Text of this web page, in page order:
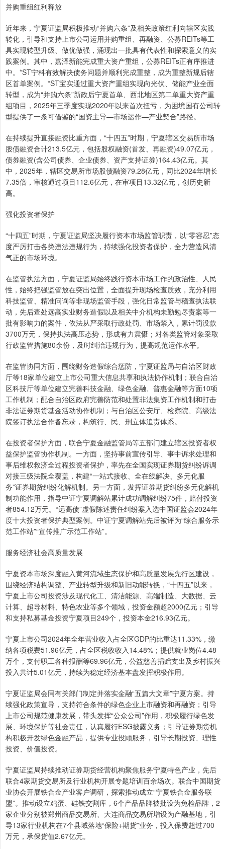
并购重组红利释放
近年来，宁夏证监局积极推动“并购六条”及相关政策红利向辖区实践
转化，引导和支持上市公司运用并购重组、再融资、公募REITs等工
具实现转型升级、做优做强，涌现出一批具有代表性和探索意义的实
践案例。其中，嘉泽新能完成重大资产重组，公募REITs正有序推进
中。*ST宁科有效解决债务问题并顺利完成重整，成为重整新规后辖
区首单案例。*ST宝实通过重大资产重组实现向光伏、储能产业全面
转型，成为“并购六条”新政后宁夏首单、西北地区第二单重大资产重
组项目，2025年三季度实现2020年以来首次扭亏，为困境国有公司转
型提供了一条可借鉴的“国资主导—市场运作—产业契合”路径。
在持续提升直接融资比重方面，“十四五”时期，宁夏辖区交易所市场
股债融资合计213.5亿元，包括股权融资(首发、再融资)49.07亿元，
债券融资(含公司债券、企业债券、资产支持证券)164.43亿元。其
中，2025年，辖区交易所市场股债融资79.28亿元，同比2024年增长
7.35倍，审核通过项目112.6亿元，在审项目13.32亿元，创历史新
高。
强化投资者保护
“十四五”时期，宁夏证监局坚决履行资本市场监管职责，以“零容忍”态
度严厉打击各类违法违规行为，持续强化投资者保护，全力营造风清
气正的市场环境。
在监管执法方面，宁夏证监局始终践行资本市场工作的政治性、人民
性，始终把强监管放在突出位置，全面提升现场检查质效，充分利用
科技监管、精准问询等非现场监管手段，强化日常监管与稽查执法联
动，先后查处远高实业财务造假以及相关中介机构未勤勉尽责案等一
批有影响力的案件，依法从严采取行政处罚、市场禁入，累计罚没款
3700万元，保持执法高压态势，形成有力震慑；对各类监管对象采取
行政监管措施80余份，及时纠治违规行为，提高规范运作水平。
在监管协同方面，围绕财务造假综合惩防，宁夏证监局与自治区财政
厅等18家单位建立上市公司重大信息共享和执法协作机制；联合自治
区科技厅等单位建立完善科技金融、绿色金融、普惠金融等方面10项
工作机制；配合自治区政府完善防范和处置非法集资工作机制和打击
非法证券期货基金活动协作机制；与自治区公安厅、检察院、高级法
院签订执法合作备忘录，构筑行、民、刑立体追责体系。
在投资者保护方面，联合宁夏金融监管局等五部门建立辖区投资者权
益保护监管协作机制。一方面，坚持事前宣传引导、事中诉求处理和
事后维权救济全过程投资者保护，率先在全国实现证券期货纠纷诉调
对接三级法院全覆盖，构建“一站式接收、全在线解决、多元化服
务”证券期货纠纷化解机制。另一方面，发挥证券期货纠纷多元化解机
制功能作用，指导中证宁夏调解站累计成功调解纠纷75件，赔付投资
者854.12万元。“远高债”虚假陈述责任纠纷案入选中国证监会2024年
度十大投资者保护典型案例。中证宁夏调解站先后被评为“综合服务示
范工作站”“宣传推广示范工作站”。
服务经济社会高质量发展
宁夏资本市场深度融入黄河流域生态保护和高质量发展先行区建设，
围绕经济结构调整、产业转型升级和新旧动能转换，“十四五”以来，
宁夏上市公司投资涉及现代化工、清洁能源、高端制造、大数据、云
计算、超导材料、特色农业等多个领域，投资金额超2000亿元；引导
和支持私募基金投资宁夏项目249个，投资本金216.93亿元。
宁夏上市公司2024年全年营业收入占全区GDP的比重达11.33%，缴
纳各项税费51.96亿元，占全区税收收入14.48%；提供就业岗位4.48
万个，支付职工各种报酬等69.96亿元，公益慈善捐赠支出及乡村振兴
投入共计5.01亿元，持续为稳定经济基本盘发挥积极作用。
宁夏证监局会同有关部门制定并落实金融“五篇大文章”宁夏方案。持
续强化政策宣导，支持符合条件的绿色企业上市融资和再融资；引导
上市公司规范健康发展，带头发挥“公众公司”作用，积极履行绿色发
展、环境保护等社会责任，认真履行ESG披露义务；引导证券期货机
构积极开发绿色金融产品，提供专业投顾服务，引导长期投资、理性
投资、价值投资。
宁夏证监局持续推动证券期货经营机构聚焦服务宁夏特色产业，先后
联合4家期货交易所及行业机构开展专题培训百余场次。联合中国期货
业协会开展铁合金产业客户调研，探索推动成立“宁夏铁合金服务联
盟”。推动设立鸡蛋、硅铁交割库，6个产品品牌被批设为免检品牌，2
家企业分别被郑州商品交易所、大连商品交易所增设为产融基地，引
导13家行业机构在7个县域落地“保险+期货”业务，投入保费超过700
万元，承保货值2.67亿元。